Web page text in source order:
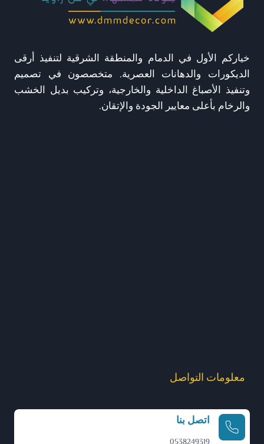
خياركم الأول في الدمام والمنطقة الشرقية لتنفيذ أرقى
الديكورات والدهانات العصرية. متخصصون في تصميم
وتنفيذ الأصباغ الداخلية والخارجية، وتركيب بديل الخشب
والرخام بأعلى معايير الجودة والإتقان.
معلومات التواصل
اتصل بنا